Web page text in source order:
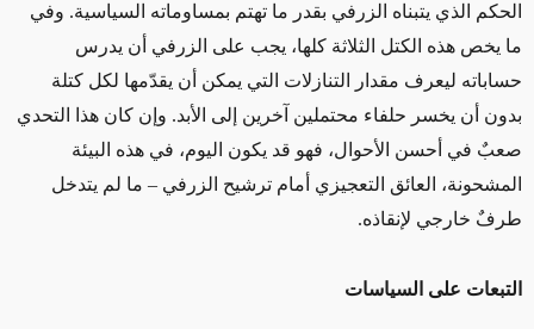
الحكم الذي يتبناه الزرفي بقدر ما تهتم بمساوماته السياسية. وفي
ما يخص هذه الكتل الثلاثة كلها، يجب على الزرفي أن يدرس
حساباته ليعرف مقدار التنازلات التي يمكن أن يقدّمها لكل كتلة
بدون أن يخسر حلفاء محتملين آخرين إلى الأبد. وإن كان هذا التحدي
صعبٌ في أحسن الأحوال، فهو قد يكون اليوم، في هذه البيئة
المشحونة، العائق التعجيزي أمام ترشيح الزرفي – ما لم يتدخل
طرفٌ خارجي لإنقاذه.
التبعات على السياسات